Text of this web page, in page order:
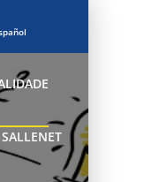
SALLENET